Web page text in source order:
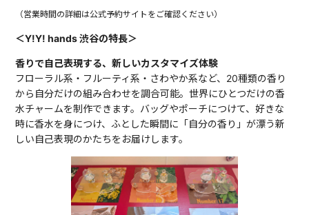
（営業時間の詳細は公式予約サイトをご確認ください）
＜Y!Y! hands 渋谷の特長＞
香りで自己表現する、新しいカスタマイズ体験
フローラル系・フルーティ系・さわやか系など、20種類の香り
から自分だけの組み合わせを調合可能。世界にひとつだけの香
水チャームを制作できます。バッグやポーチにつけて、好きな
時に香水を身につけ、ふとした瞬間に「自分の香り」が漂う新
しい自己表現のかたちをお届けします。